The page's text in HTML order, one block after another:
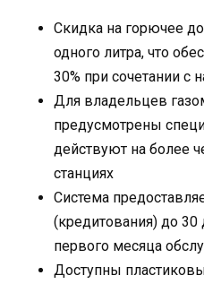
Скидка на горючее
одного литра, что
30% при сочетании
Для владельцев
предусмотрены
действуют на более
станциях
Система
(кредитования) до
первого месяца
Доступны